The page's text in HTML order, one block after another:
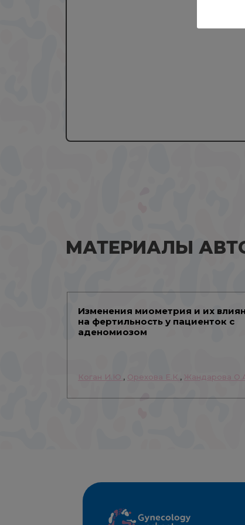
МАТЕРИАЛЫ
Изменения миометрия и их
на фертильность у пациенток с
аденомиозом
Коган И.Ю. , Орехова Е.К. , Жандарова